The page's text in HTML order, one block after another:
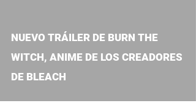
NUEVO TRÁILER DE BURN THE
WITCH, ANIME DE LOS CREADORES
DE BLEACH